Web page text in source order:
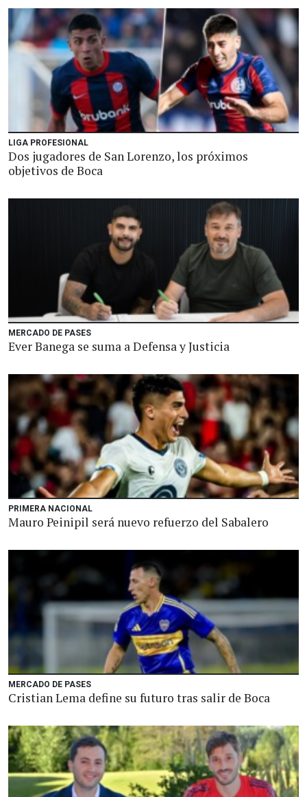
LIGA PROFESIONAL
Dos jugadores de San Lorenzo, los próximos
objetivos de Boca
MERCADO DE PASES
Ever Banega se suma a Defensa y Justicia
PRIMERA NACIONAL
Mauro Peinipil será nuevo refuerzo del Sabalero
MERCADO DE PASES
Cristian Lema define su futuro tras salir de Boca